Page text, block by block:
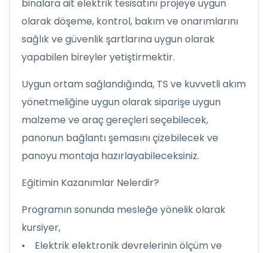
binalara ait elektrik tesisatını projeye uygun
olarak döşeme, kontrol, bakım ve onarımlarını
sağlık ve güvenlik şartlarına uygun olarak
yapabilen bireyler yetiştirmektir.
Uygun ortam sağlandığında, TS ve kuvvetli akım
yönetmeliğine uygun olarak siparişe uygun
malzeme ve araç gereçleri seçebilecek,
panonun bağlantı şemasını çizebilecek ve
panoyu montaja hazırlayabileceksiniz.
Eğitimin Kazanımlar Nelerdir?
Programın sonunda mesleğe yönelik olarak
kursiyer,
• Elektrik elektronik devrelerinin ölçüm ve